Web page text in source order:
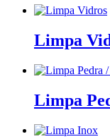
Limpa
Limpa